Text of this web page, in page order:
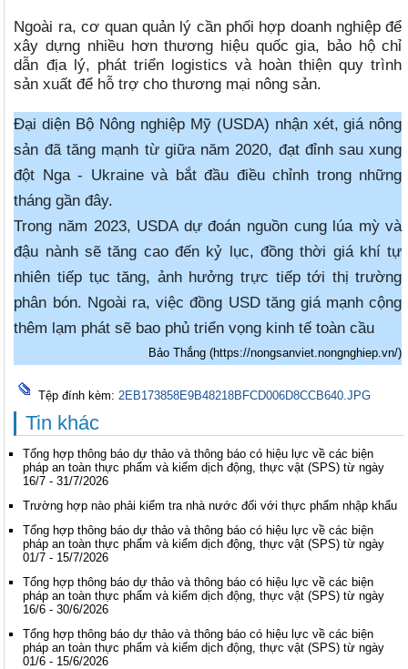
Ngoài ra, cơ quan quản lý cần phối hợp doanh nghiệp để
xây dựng nhiều hơn thương hiệu quốc gia, bảo hộ chỉ
dẫn địa lý, phát triển logistics và hoàn thiện quy trình
sản xuất để hỗ trợ cho thương mại nông sản.
Đại diện Bộ Nông nghiệp Mỹ (USDA) nhận xét, giá nông
sản đã tăng mạnh từ giữa năm 2020, đạt đỉnh sau xung
đột Nga - Ukraine và bắt đầu điều chỉnh trong những
tháng gần đây.
Trong năm 2023, USDA dự đoán nguồn cung lúa mỳ và
đậu nành sẽ tăng cao đến kỷ lục, đồng thời giá khí tự
nhiên tiếp tục tăng, ảnh hưởng trực tiếp tới thị trường
phân bón. Ngoài ra, việc đồng USD tăng giá mạnh cộng
thêm lạm phát sẽ bao phủ triển vọng kinh tế toàn cầu
Bảo Thắng (https://nongsanviet.nongnghiep.vn/)
Tệp đính kèm: 2EB173858E9B48218BFCD006D8CCB640.JPG
Tin khác
Tổng hợp thông báo dự thảo và thông báo có hiệu lực về các biện
pháp an toàn thực phẩm và kiểm dịch động, thực vật (SPS) từ ngày
16/7 - 31/7/2026
Trường hợp nào phải kiểm tra nhà nước đối với thực phẩm nhập khẩu
Tổng hợp thông báo dự thảo và thông báo có hiệu lực về các biện
pháp an toàn thực phẩm và kiểm dịch động, thực vật (SPS) từ ngày
01/7 - 15/7/2026
Tổng hợp thông báo dự thảo và thông báo có hiệu lực về các biện
pháp an toàn thực phẩm và kiểm dịch động, thực vật (SPS) từ ngày
16/6 - 30/6/2026
Tổng hợp thông báo dự thảo và thông báo có hiệu lực về các biện
pháp an toàn thực phẩm và kiểm dịch động, thực vật (SPS) từ ngày
01/6 - 15/6/2026